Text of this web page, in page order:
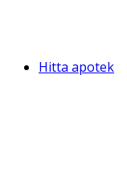
Hitta apotek